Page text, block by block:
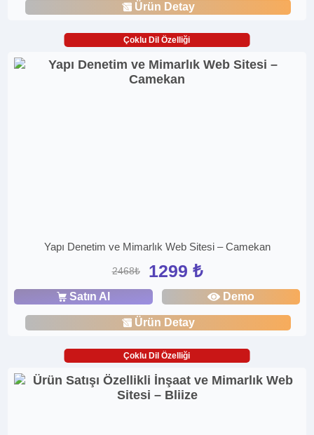
Ürün Detay
Çoklu Dil Özelliği
Yapı Denetim ve Mimarlık Web Sitesi – Camekan
2468₺ 1299 ₺
Satın Al Demo
Ürün Detay
Çoklu Dil Özelliği